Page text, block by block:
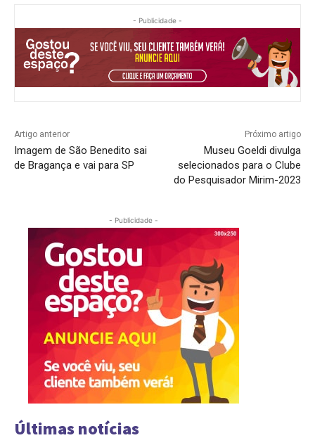
- Publicidade -
Artigo anterior
Imagem de São Benedito sai
de Bragança e vai para SP
Próximo artigo
Museu Goeldi divulga
selecionados para o Clube
do Pesquisador Mirim-2023
- Publicidade -
Últimas notícias